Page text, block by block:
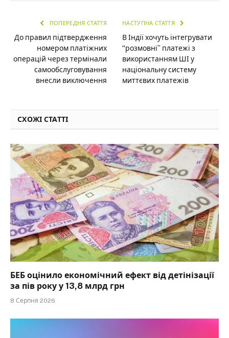
ПОПЕРЕДНЯ СТАТТЯ
До правил підтвердження
номером платіжних
операцій через термінали
самообслуговування
внесли виключення
НАСТУПНА СТАТТЯ
В Індії хочуть інтегрувати
“розмовні” платежі з
використанням ШІ у
національну систему
миттєвих платежів
СХОЖІ СТАТТІ
БЕБ оцінило економічний ефект від детінізації
за пів року у 13,8 млрд грн
8 Серпня 2026